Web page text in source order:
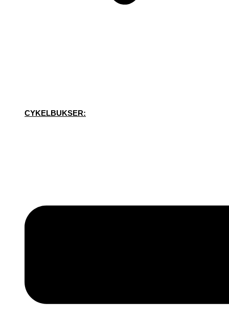
CYKELBUKSER: